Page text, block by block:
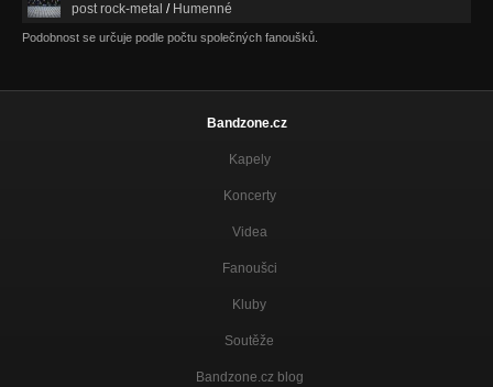
post rock-metal / Humenné
Podobnost se určuje podle počtu společných fanoušků.
Bandzone.cz
Kapely
Koncerty
Videa
Fanoušci
Kluby
Soutěže
Bandzone.cz blog